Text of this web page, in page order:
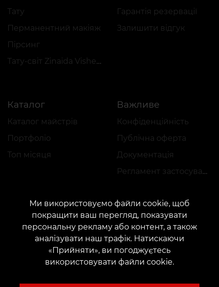
Тату
Перманентний макіяж
Пірсинг
Тату-світ Zinaida Vishenka
Гарантія резервації
Залишити відгук
Каталог
Каталог майстрів
Портфоліо
Топ місяця
Важливе
Конфіденційність
Публічна оферта
Документація
Регламент застосування акцій
КОНТАКТИ
Зв'яжіться з нами:customers@vean-tattoo.com
Співпраця: marketing.veantattoo@gmail.com
Скарги та пропозиції:complaints@vean-tattoo.com
Ми використовуємо файли cookie, щоб
покращити ваш перегляд, показувати
персональну рекламу або контент, а також
аналізувати наш трафік. Натискаючи
«Прийняти», ви погоджуєтесь
використовувати файли cookie.